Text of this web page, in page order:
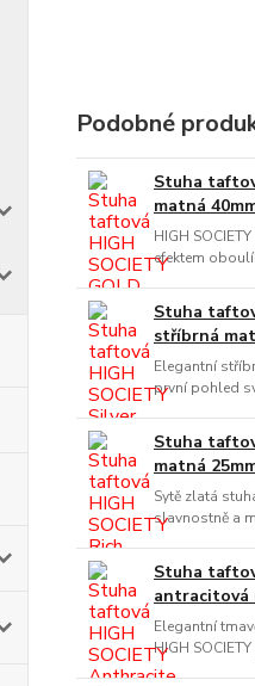
Podobné
Stuha
matná
HIGH
efektem
Stuha
stříbrná
Elegantní
první pohled
Stuha
matná
Sytě zlatá
slavnostně a
Stuha
antracitová
Elegantní
HIGH